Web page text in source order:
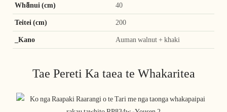
Whānui (cm) 40
Teitei (cm) 200
_Kano Auman walnut + khaki
Tae Pereti Ka taea te Whakaritea